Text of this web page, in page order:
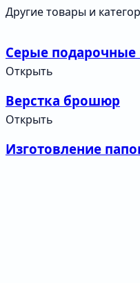
Другие товары и
Серые подарочные
Открыть
Верстка брошюр
Открыть
Изготовление